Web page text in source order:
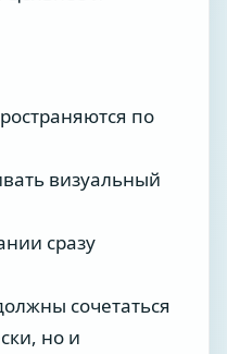
по
визуальный
сразу
сочетаться
но и